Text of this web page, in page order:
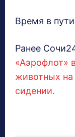
Время в
Ранее
«Аэрофлот»
животных
сидении.